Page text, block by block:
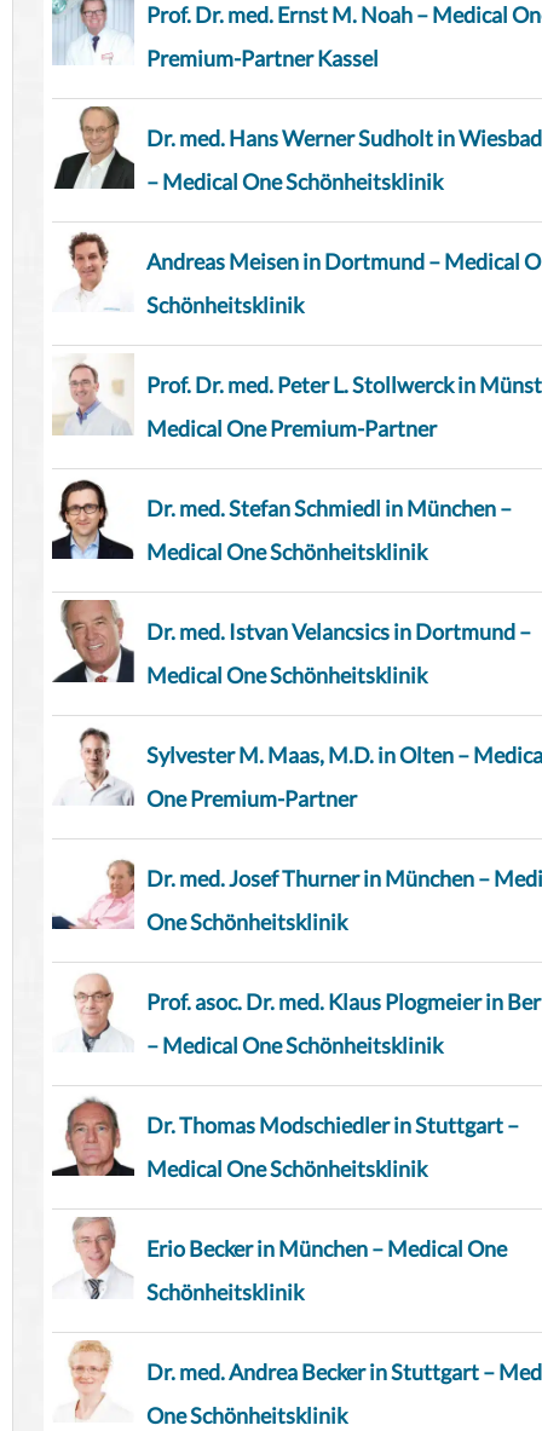
Prof. Dr. med. Ernst M. Noah – Medical
Premium-Partner Kassel
Dr. med. Hans Werner Sudholt in
– Medical One Schönheitsklinik
Andreas Meisen in Dortmund – Medical
Schönheitsklinik
Prof. Dr. med. Peter L. Stollwerck in
Medical One Premium-Partner
Dr. med. Stefan Schmiedl in München –
Medical One Schönheitsklinik
Dr. med. Istvan Velancsics in Dortmund –
Medical One Schönheitsklinik
Sylvester M. Maas, M.D. in Olten –
One Premium-Partner
Dr. med. Josef Thurner in München –
One Schönheitsklinik
Prof. asoc. Dr. med. Klaus Plogmeier in
– Medical One Schönheitsklinik
Dr. Thomas Modschiedler in Stuttgart –
Medical One Schönheitsklinik
Erio Becker in München – Medical One
Schönheitsklinik
Dr. med. Andrea Becker in Stuttgart –
One Schönheitsklinik